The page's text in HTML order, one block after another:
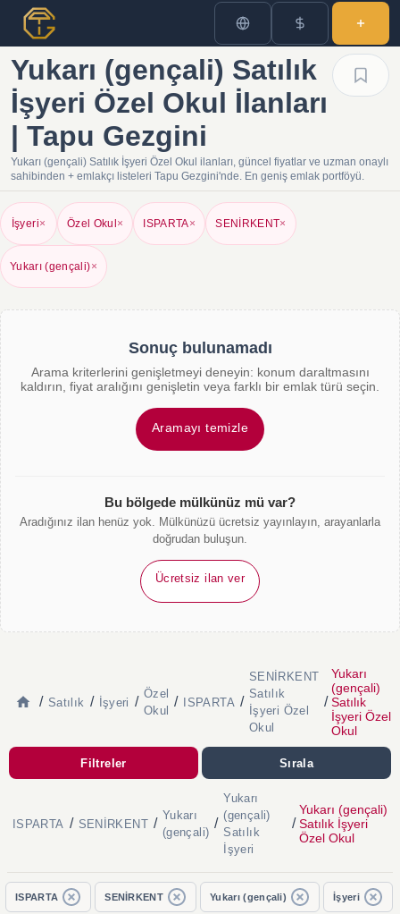
Yukarı (gençali) Satılık
İşyeri Özel Okul İlanları
| Tapu Gezgini
Yukarı (gençali) Satılık İşyeri Özel Okul ilanları, güncel fiyatlar ve uzman onaylı
sahibinden + emlakçı listeleri Tapu Gezgini'nde. En geniş emlak portföyü.
İşyeri× Özel Okul × ISPARTA× SENİRKENT×
Yukarı (gençali)×
Sonuç bulunamadı
Arama kriterlerini genişletmeyi deneyin: konum daraltmasını
kaldırın, fiyat aralığını genişletin veya farklı bir emlak türü seçin.
Aramayı temizle
Bu bölgede mülkünüz mü var?
Aradığınız ilan henüz yok. Mülkünüzü ücretsiz yayınlayın, arayanlarla
doğrudan buluşun.
Ücretsiz ilan ver
/ Satılık / İşyeri /
Özel
Okul
/ ISPARTA /
SENİRKENT
Satılık
İşyeri Özel
Okul
/
Yukarı
(gençali)
Satılık
İşyeri Özel
Okul
Filtreler Sırala
ISPARTA / SENİRKENT /
Yukarı
(gençali)
/
Yukarı
(gençali)
Satılık
İşyeri
/
Yukarı (gençali)
Satılık İşyeri
Özel Okul
ISPARTA SENİRKENT Yukarı (gençali) İşyeri